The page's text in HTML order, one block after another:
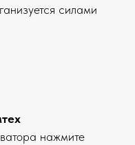
силами
нажмите